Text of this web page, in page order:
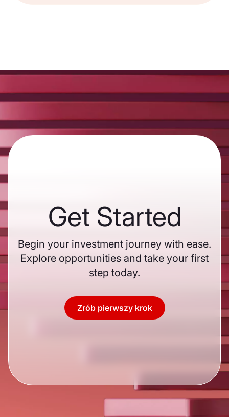
Get Started
Begin your investment journey with ease.
Explore opportunities and take your first
step today.
Zrób pierwszy krok